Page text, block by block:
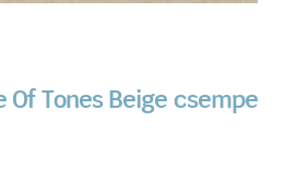
Of Tones Beige csempe